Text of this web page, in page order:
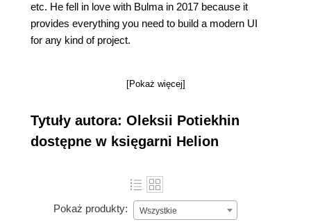
etc. He fell in love with Bulma in 2017 because it
provides everything you need to build a modern UI
for any kind of project.
[Pokaż więcej]
Tytuły autora: Oleksii Potiekhin
dostępne w księgarni Helion
Pokaż produkty: Wszystkie